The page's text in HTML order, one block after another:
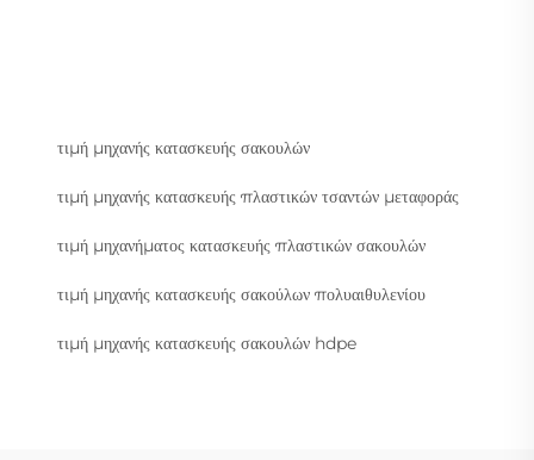
τιμή μηχανής κατασκευής σακουλών
τιμή μηχανής κατασκευής πλαστικών τσαντών μεταφοράς
τιμή μηχανήματος κατασκευής πλαστικών σακουλών
τιμή μηχανής κατασκευής σακούλων πολυαιθυλενίου
τιμή μηχανής κατασκευής σακουλών hdpe